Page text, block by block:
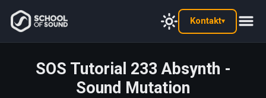
Kontakt▾
SOS Tutorial 233 Absynth -
Sound Mutation